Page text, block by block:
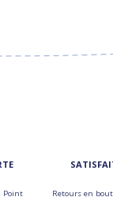
Point
Retours en